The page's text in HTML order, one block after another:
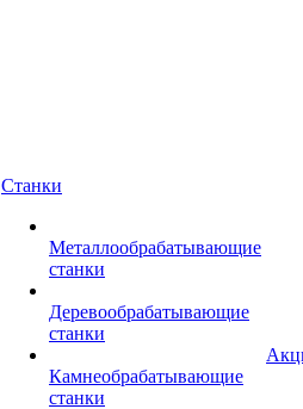
Станки
Металлообрабатывающие
станки
Деревообрабатывающие
станки
Камнеобрабатывающие
станки